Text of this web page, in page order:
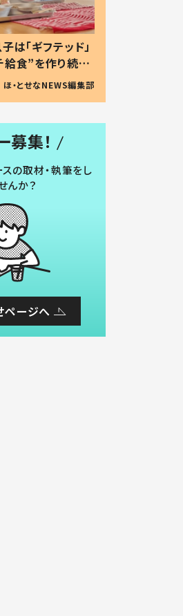
は「ギフテッド」
食”を作り続け
親 #令和の子
ほ・とせなNEWS編集部
募集！
の取材・執筆をし
んか？
ページへ